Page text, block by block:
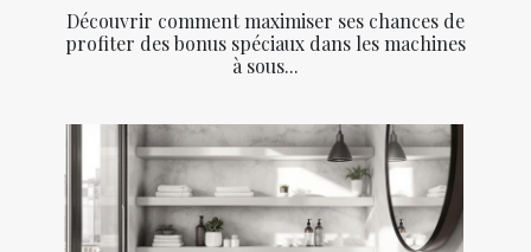
Découvrir comment maximiser ses chances de
profiter des bonus spéciaux dans les machines
à sous...